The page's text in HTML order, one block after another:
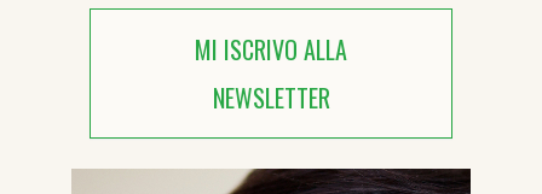
MI ISCRIVO ALLA
NEWSLETTER